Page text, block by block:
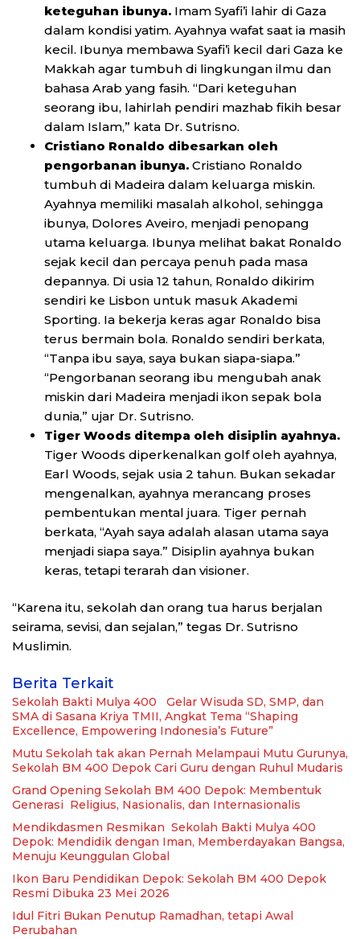
keteguhan ibunya. Imam Syafi’i lahir di Gaza
dalam kondisi yatim. Ayahnya wafat saat ia masih
kecil. Ibunya membawa Syafi’i kecil dari Gaza ke
Makkah agar tumbuh di lingkungan ilmu dan
bahasa Arab yang fasih. “Dari keteguhan
seorang ibu, lahirlah pendiri mazhab fikih besar
dalam Islam,” kata Dr. Sutrisno.
Cristiano Ronaldo dibesarkan oleh
pengorbanan ibunya. Cristiano Ronaldo
tumbuh di Madeira dalam keluarga miskin.
Ayahnya memiliki masalah alkohol, sehingga
ibunya, Dolores Aveiro, menjadi penopang
utama keluarga. Ibunya melihat bakat Ronaldo
sejak kecil dan percaya penuh pada masa
depannya. Di usia 12 tahun, Ronaldo dikirim
sendiri ke Lisbon untuk masuk Akademi
Sporting. Ia bekerja keras agar Ronaldo bisa
terus bermain bola. Ronaldo sendiri berkata,
“Tanpa ibu saya, saya bukan siapa-siapa.”
“Pengorbanan seorang ibu mengubah anak
miskin dari Madeira menjadi ikon sepak bola
dunia,” ujar Dr. Sutrisno.
Tiger Woods ditempa oleh disiplin ayahnya.
Tiger Woods diperkenalkan golf oleh ayahnya,
Earl Woods, sejak usia 2 tahun. Bukan sekadar
mengenalkan, ayahnya merancang proses
pembentukan mental juara. Tiger pernah
berkata, “Ayah saya adalah alasan utama saya
menjadi siapa saya.” Disiplin ayahnya bukan
keras, tetapi terarah dan visioner.
“Karena itu, sekolah dan orang tua harus berjalan
seirama, sevisi, dan sejalan,” tegas Dr. Sutrisno
Muslimin.
Berita Terkait
Sekolah Bakti Mulya 400 Gelar Wisuda SD, SMP, dan
SMA di Sasana Kriya TMII, Angkat Tema “Shaping
Excellence, Empowering Indonesia’s Future”
Mutu Sekolah tak akan Pernah Melampaui Mutu Gurunya,
Sekolah BM 400 Depok Cari Guru dengan Ruhul Mudaris
Grand Opening Sekolah BM 400 Depok: Membentuk
Generasi Religius, Nasionalis, dan Internasionalis
Mendikdasmen Resmikan Sekolah Bakti Mulya 400
Depok: Mendidik dengan Iman, Memberdayakan Bangsa,
Menuju Keunggulan Global
Ikon Baru Pendidikan Depok: Sekolah BM 400 Depok
Resmi Dibuka 23 Mei 2026
Idul Fitri Bukan Penutup Ramadhan, tetapi Awal
Perubahan